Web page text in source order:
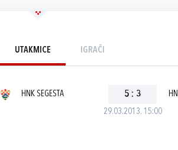
UTAKMICE IGRAČI
29.03.2013. 15:00
HNK SEGESTA 5 : 3